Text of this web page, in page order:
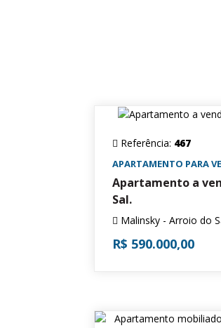
Referência: 467
APARTAMENTO PARA
Apartamento a
Sal.
Malinsky - Arroio do
R$ 590.000,00